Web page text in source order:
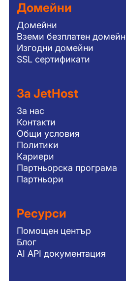
Домейни
Домейни
Вземи безплатен домейн
Изгодни домейни
SSL сертификати
За JetHost
За нас
Контакти
Общи условия
Политики
Кариери
Партньорска програма
Партньори
Ресурси
Помощен център
Блог
AI API документация